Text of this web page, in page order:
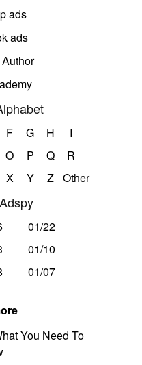
ads
ads
F G H
I
O P Q
R
X Y Z Other
01/22
01/10
01/07
You Need To